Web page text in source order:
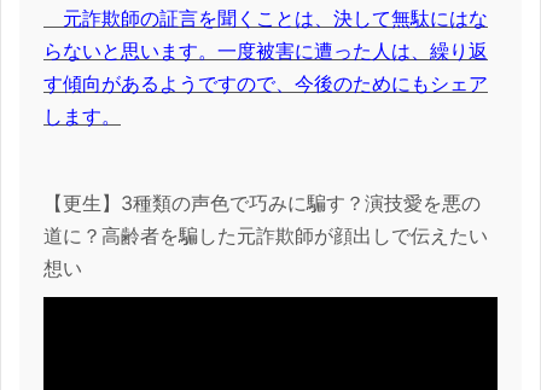
元詐欺師の証言を聞くことは、決して無駄にはな
らないと思います。一度被害に遭った人は、繰り返
す傾向があるようですので、今後のためにもシェア
します。
【更生】3種類の声色で巧みに騙す？演技愛を悪の
道に？高齢者を騙した元詐欺師が顔出しで伝えたい
想い